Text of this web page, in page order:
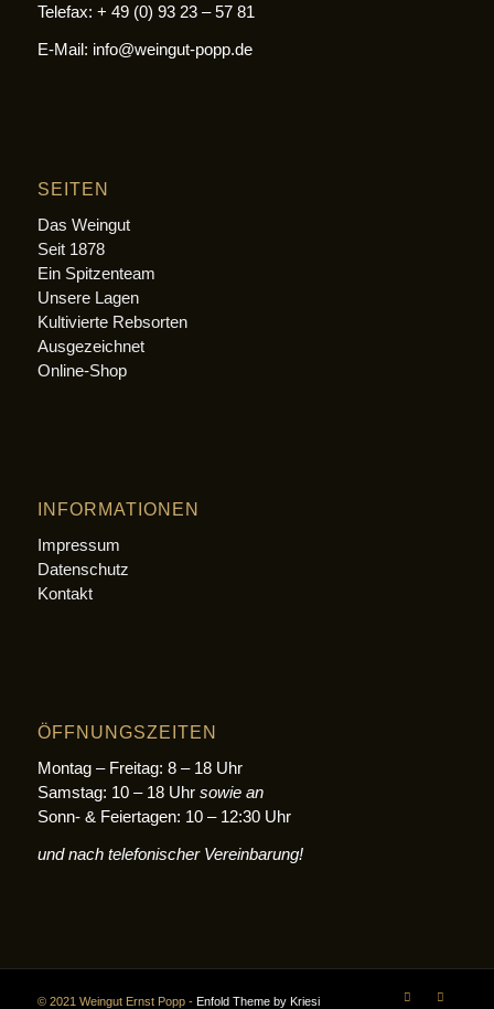
Telefax: + 49 (0) 93 23 – 57 81
E-Mail: info@weingut-popp.de
SEITEN
Das Weingut
Seit 1878
Ein Spitzenteam
Unsere Lagen
Kultivierte Rebsorten
Ausgezeichnet
Online-Shop
INFORMATIONEN
Impressum
Datenschutz
Kontakt
ÖFFNUNGSZEITEN
Montag – Freitag: 8 – 18 Uhr
Samstag: 10 – 18 Uhr sowie an
Sonn- & Feiertagen: 10 – 12:30 Uhr
und nach telefonischer Vereinbarung!
© 2021 Weingut Ernst Popp - Enfold Theme by Kriesi